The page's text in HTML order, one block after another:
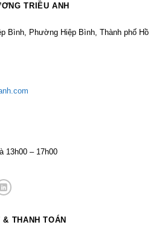
TRIỀU ANH
Bình, Phường Hiệp Bình, Thành phố Hồ
13h00 – 17h00
THANH TOÁN